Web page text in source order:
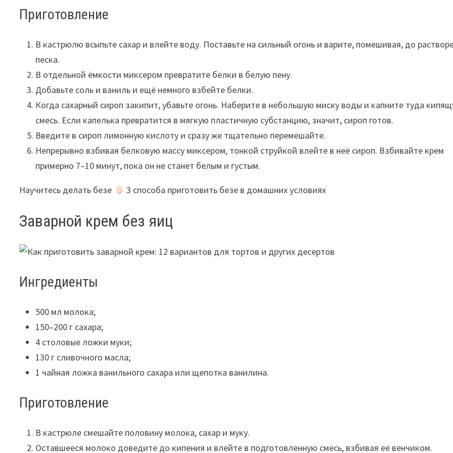
Приготовление
В кастрюлю всыпьте сахар и влейте воду. Поставьте на сильный огонь и варите, помешивая, до
песка.
В отдельной ёмкости миксером превратите белки в белую пену.
Добавьте соль и ваниль и ещё немного взбейте белки.
Когда сахарный сироп закипит, убавьте огонь. Наберите в небольшую миску воды и капните туда
смесь. Если капелька превратится в мягкую пластичную субстанцию, значит, сироп готов.
Введите в сироп лимонную кислоту и сразу же тщательно перемешайте.
Непрерывно взбивая белковую массу миксером, тонкой струйкой влейте в неё сироп. Взбивайте крем
примерно 7–10 минут, пока он не станет белым и густым.
Научитесь делать безе 3 способа приготовить безе в домашних условиях
Заварной крем без яиц
Ингредиенты
500 мл молока;
150–200 г сахара;
4 столовые ложки муки;
130 г сливочного масла;
1 чайная ложка ванильного сахара или щепотка ванилина.
Приготовление
В кастрюле смешайте половину молока, сахар и муку.
Оставшееся молоко доведите до кипения и влейте в подготовленную смесь, взбивая её венчиком.